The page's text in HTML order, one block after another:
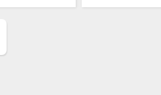
こちらの商品はトケマーの検品が出来ない